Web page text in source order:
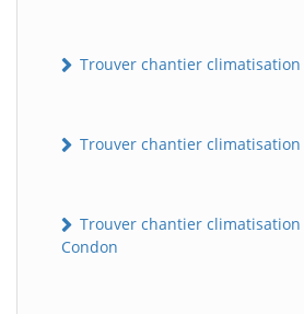
Trouver chantier
Trouver chantier
Trouver chantier
Condon